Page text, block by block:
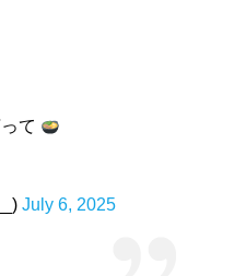
て
July 6, 2025